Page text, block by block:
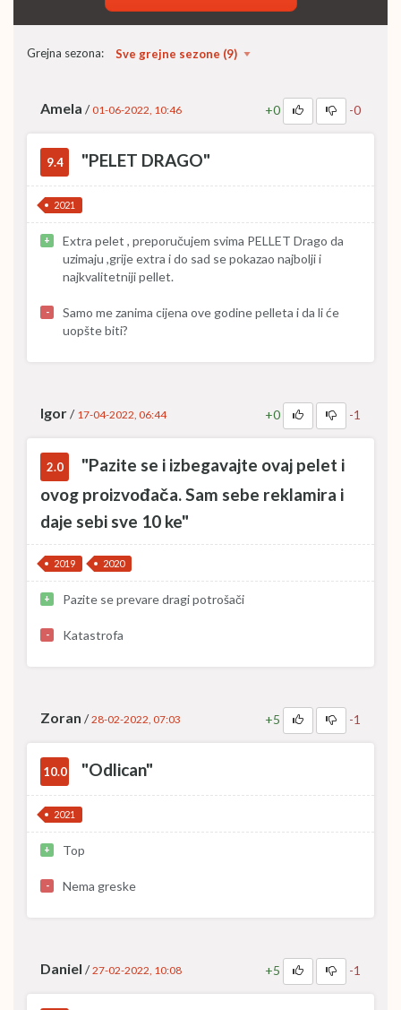
Grejna sezona:
Amela / 01-06-2022, 10:46 +0 -0
9.4 "PELET DRAGO"
2021
+
Extra pelet , preporučujem svima PELLET Drago da
uzimaju ,grije extra i do sad se pokazao najbolji i
najkvalitetniji pellet.
-
Samo me zanima cijena ove godine pelleta i da li će
uopšte biti?
Igor/ 17-04-2022, 06:44 +0 -1
2.0
"Pazite se i izbegavajte ovaj pelet i
ovog proizvođača. Sam sebe reklamira i
daje sebi sve 10 ke"
2019 2020
+ Pazite se prevare dragi potrošači
- Katastrofa
Zoran / 28-02-2022, 07:03 +5 -1
10.0 "Odlican"
2021
+ Top
- Nema greske
Daniel / 27-02-2022, 10:08 +5 -1